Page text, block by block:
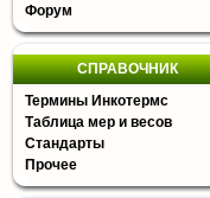
Форум
СПРАВОЧНИК
Термины Инкотермс
Таблица мер и весов
Стандарты
Прочее